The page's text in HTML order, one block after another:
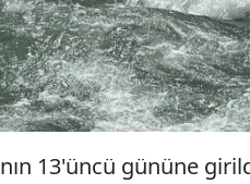
13'üncü gününe